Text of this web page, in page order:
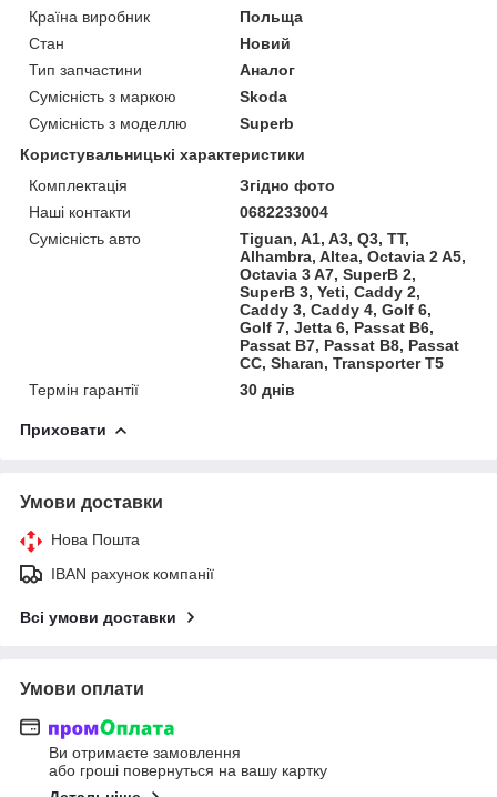
Країна виробник
Польща
Стан
Новий
Тип запчастини
Аналог
Сумісність з маркою
Skoda
Сумісність з моделлю
Superb
Користувальницькі характеристики
Комплектація
Згідно фото
Наші контакти
0682233004
Сумісність авто
Tiguan, A1, A3, Q3, TT,
Alhambra, Altea, Octavia 2 A5,
Octavia 3 A7, SuperB 2,
SuperB 3, Yeti, Caddy 2,
Caddy 3, Caddy 4, Golf 6,
Golf 7, Jetta 6, Passat B6,
Passat B7, Passat B8, Passat
CC, Sharan, Transporter T5
Термін гарантії
30 днів
Приховати
Умови доставки
Нова Пошта
IBAN рахунок компанії
Всі умови доставки
Умови оплати
Ви отримаєте замовлення
або гроші повернуться на вашу картку